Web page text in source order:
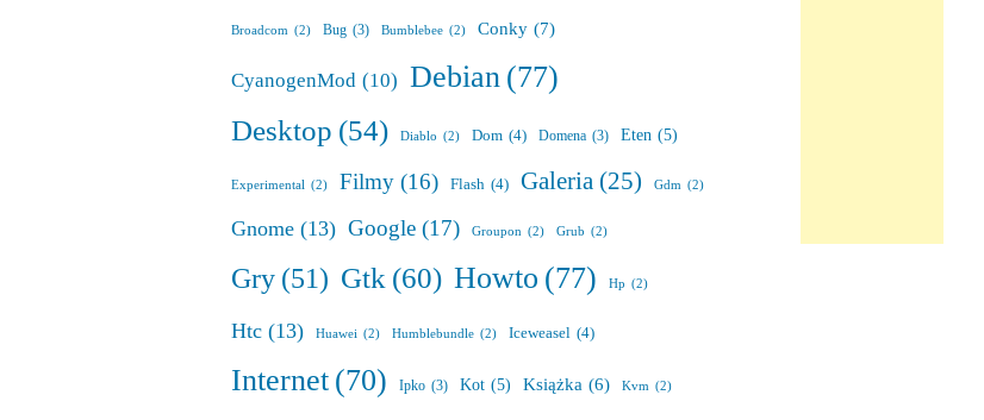
Broadcom (2) Bug (3) Bumblebee (2) Conky (7)
CyanogenMod (10) Debian(77)
Desktop (54) Diablo (2) Dom (4) Domena (3) Eten (5)
Experimental (2) Filmy (16) Flash (4) Galeria (25) Gdm (2)
Gnome (13) Google (17) Groupon (2) Grub (2)
Gry(51) Gtk(60) Howto (77) Hp (2)
Htc (13) Huawei (2) Humblebundle (2) Iceweasel (4)
Internet(70) Ipko (3) Kot (5) Książka (6) Kvm (2)